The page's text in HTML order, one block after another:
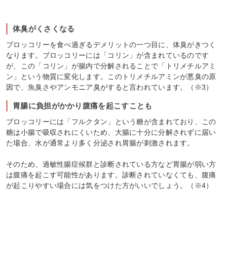
体臭がくさくなる
ブロッコリーを食べ過ぎるデメリットの一つ目に、体臭がきつく
なります。ブロッコリーには「コリン」が含まれているのです
が、この「コリン」が腸内で分解されることで「トリメチルアミ
ン」という物質に変化します。このトリメチルアミンが悪臭の原
因で、魚臭さやアンモニア臭がすると言われています。（※3）
胃腸に負担がかかり腹痛を起こすことも
ブロッコリーには「フルクタン」という糖が含まれており、この
糖は小腸で吸収されにくいため、大腸に十分に分解されずに届い
た場合、水が通常より多く分泌され胃腸が刺激されます。
そのため、過敏性腸症候群と診断されている方など胃腸が弱い方
は腹痛を起こす可能性があります。診断されていなくても、腹痛
が起こりやすい場合には気をつけた方がいいでしょう。（※4）